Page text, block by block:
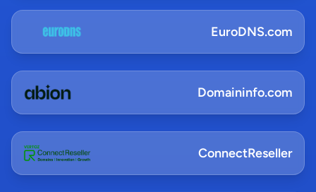
EuroDNS.com
Domaininfo.com
ConnectReseller